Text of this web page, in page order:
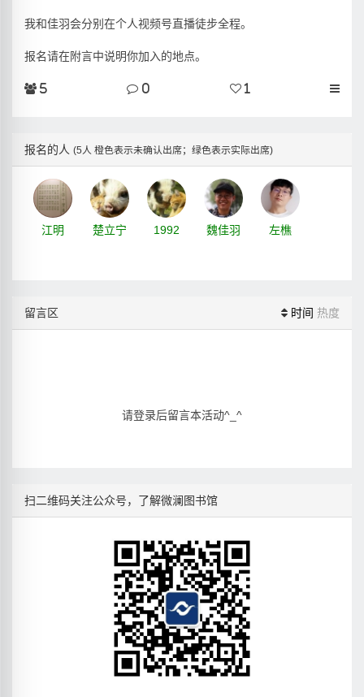
我和佳羽会分别在个人视频号直播徒步全程。
报名请在附言中说明你加入的地点。
5 0 1
报名的人 (5人 橙色表示未确认出席；绿色表示实际出席)
江明 楚立宁 1992 魏佳羽 左樵
留言区 时间 热度
请登录后留言本活动^_^
扫二维码关注公众号，了解微澜图书馆